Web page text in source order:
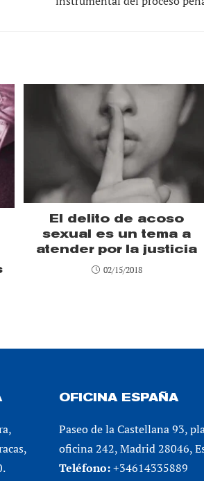
El delito de acoso
sexual es un tema a
atender por la justicia
02/15/2018
OFICINA ESPAÑA
Paseo de la Castellana 93,
oficina 242, Madrid 28046,
Teléfono:+34614335889